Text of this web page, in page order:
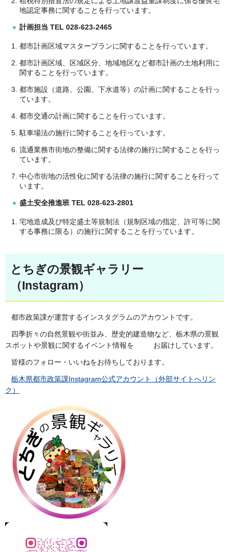
地認定事務に関することを行っています。
計画担当 TEL 028-623-2465
都市計画区域マスタープランに関することを行っています。
都市計画区域、区域区分、地域地区など都市計画の土地利用に
関することを行っています。
都市施設（道路、公園、下水道等）の計画に関することを行っ
ています。
都市交通の計画に関することを行っています。
駐車場法の施行に関することを行っています。
流通業務市街地の整備に関する法律の施行に関することを行っ
ています。
中心市街地の活性化に関する法律の施行に関することを行って
います。
盛土安全推進班 TEL 028-623-2801
宅地造成及び特定盛土等規制法（規制区域の指定、許可等に関
する事務に限る）の施行に関することを行っています。
とちぎの景観ギャラリー
（Instagram）
都市政策課が運営するインスタグラムのアカウントです。
四季折々の自然景観や街並み、歴史的建造物など、栃木県の景観
スポットや景観に関するイベント情報を お届けしています。
皆様のフォロー・いいねをお待ちしております。
栃木県都市政策課Instagram公式アカウント（外部サイトへリン
ク）